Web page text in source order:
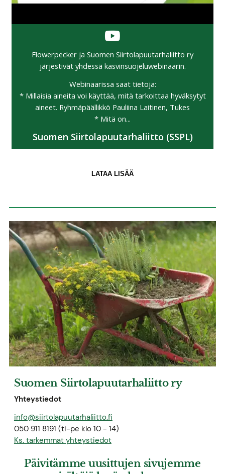
Flowerpecker ja Suomen Siirtolapuutarhaliitto ry
järjestivät yhdessä kasvinsuojeluwebinaarin.
Webinaarissa saat tietoja:
* Millaisia aineita voi käyttää, mitä tarkoittaa hyväksytyt
aineet. Ryhmäpäällikkö Pauliina Laitinen, Tukes
* Mitä on...
Suomen Siirtolapuutarhaliitto (SSPL)
LATAA LISÄÄ
Suomen Siirtolapuutarhaliitto ry
Yhteystiedot
info@siirtolapuutarhaliitto.fi
050 911 8191 (ti-pe klo 10 - 14)
Ks. tarkemmat yhteystiedot
Päivitämme uusittujen sivujemme